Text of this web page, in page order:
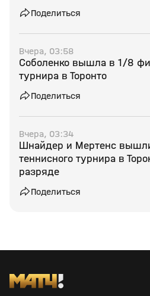
Поделиться
Вчера, 03:58
Соболенко вышла в 1/8
турнира в Торонто
Поделиться
Вчера, 03:34
Шнайдер и Мертенс
теннисного турнира в
разряде
Поделиться